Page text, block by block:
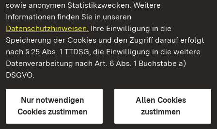
sowie anonymen Statistikzwecken. Weitere
Informationen finden Sie in unseren
Datenschutzhinweisen. Ihre Einwilligung in die
Speicherung der Cookies und den Zugriff darauf erfolgt
nach § 25 Abs. 1 TTDSG, die Einwilligung in die weitere
Datenverarbeitung nach Art. 6 Abs. 1 Buchstabe a)
DSGVO.
Nur notwendigen
Cookies zustimmen
Allen Cookies
zustimmen
Staatliche Schlösser und Gärten Baden‑Württemberg
Staatliche Schlösser und Gärten Baden-Württemberg
Kontakt
GebärdenspracheLeichte Sprache
Erklärung zur Barrierefreiheit
BITV-konform (geprüfte Seiten)